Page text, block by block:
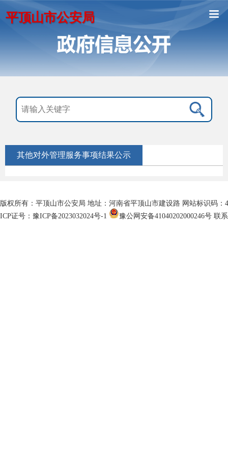
平顶山市公安局
其他对外管理服务事项结果公示
版权所有：平顶山市公安局 地址：河南省平顶山市建设路 网站标识码：
ICP证号：豫ICP备2023032024号-1
豫公网安备41040202000246号 联